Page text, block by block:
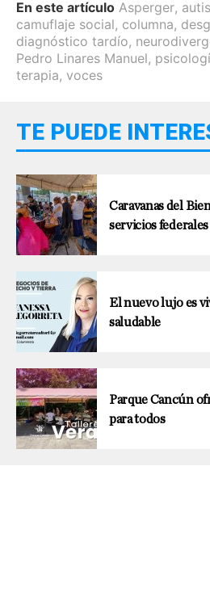
En este artículo Asperger,
camuflaje social, columna,
diagnóstico tardío,
Pedro Linares Manuel,
terapia, voces
TE PUEDE
Caravanas del
servicios
El nuevo lujo es
saludable
Parque Cancún
para todos